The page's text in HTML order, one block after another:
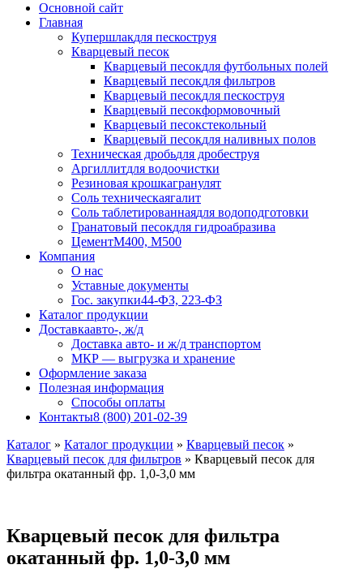
Основной сайт
Главная
Купершлакдля пескоструя
Кварцевый песок
Кварцевый песокдля футбольных полей
Кварцевый песокдля фильтров
Кварцевый песокдля пескоструя
Кварцевый песокформовочный
Кварцевый песокстекольный
Кварцевый песокдля наливных полов
Техническая дробьдля дробеструя
Аргиллитдля водоочистки
Резиновая крошкагранулят
Соль техническаягалит
Соль таблетированнаядля водоподготовки
Гранатовый песокдля гидроабразива
ЦементМ400, М500
Компания
О нас
Уставные документы
Гос. закупки44-ФЗ, 223-ФЗ
Каталог продукции
Доставкаавто-, ж/д
Доставка авто- и ж/д транспортом
МКР — выгрузка и хранение
Оформление заказа
Полезная информация
Способы оплаты
Контакты8 (800) 201-02-39
Каталог » Каталог продукции » Кварцевый песок »
Кварцевый песок для фильтров » Кварцевый песок для
фильтра окатанный фр. 1,0-3,0 мм
Кварцевый песок для фильтра
окатанный фр. 1,0-3,0 мм